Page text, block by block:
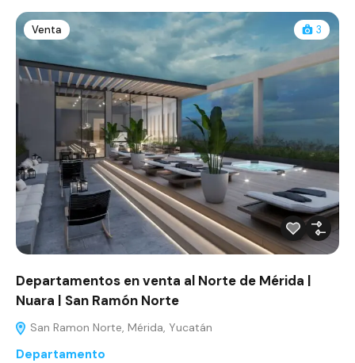
Venta 3
Departamentos en venta al Norte de Mérida |
Nuara | San Ramón Norte
San Ramon Norte, Mérida, Yucatán
Departamento